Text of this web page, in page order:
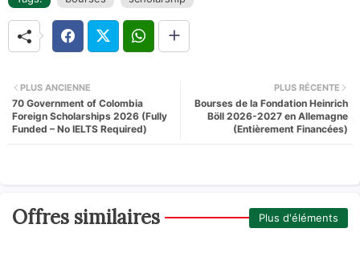
PLUS RÉCENTE
Bourses de la Fondation Heinrich
Böll 2026-2027 en Allemagne
(Entièrement Financées)
PLUS ANCIENNE
70 Government of Colombia
Foreign Scholarships 2026 (Fully
Funded – No IELTS Required)
Offres similaires Plus d'éléments